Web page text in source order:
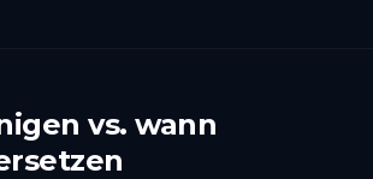
vs. wann